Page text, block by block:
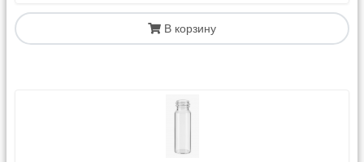
В корзину